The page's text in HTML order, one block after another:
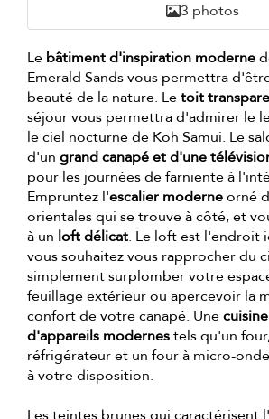
3 photos
Le bâtiment d'inspiration moderne
Emerald Sands vous permettra
beauté de la nature. Letoit
séjour vous permettra d'admirer le
le ciel nocturne de Koh Samui. Le
d'un grand canapé et d'une
pour les journées de farniente à
Empruntez l'escalier moderneorné
orientales qui se trouve à côté, et
à un loft délicat. Le loft est l'endroit
vous souhaitez vous rapprocher du
simplement surplomber votre
feuillage extérieur ou apercevoir la
confort de votre canapé. Une
d'appareils modernestels qu'un
réfrigérateur et un four à micro-
à votre disposition.